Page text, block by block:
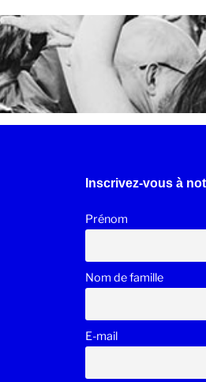
Inscrivez-vous à
Prénom
Nom de famille
E-mail